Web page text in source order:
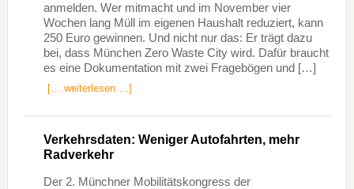
anmelden. Wer mitmacht und im November vier
Wochen lang Müll im eigenen Haushalt reduziert, kann
250 Euro gewinnen. Und nicht nur das: Er trägt dazu
bei, dass München Zero Waste City wird. Dafür braucht
es eine Dokumentation mit zwei Fragebögen und […]
[… weiterlesen …]
Verkehrsdaten: Weniger Autofahrten, mehr
Radverkehr
Der 2. Münchner Mobilitätskongress der